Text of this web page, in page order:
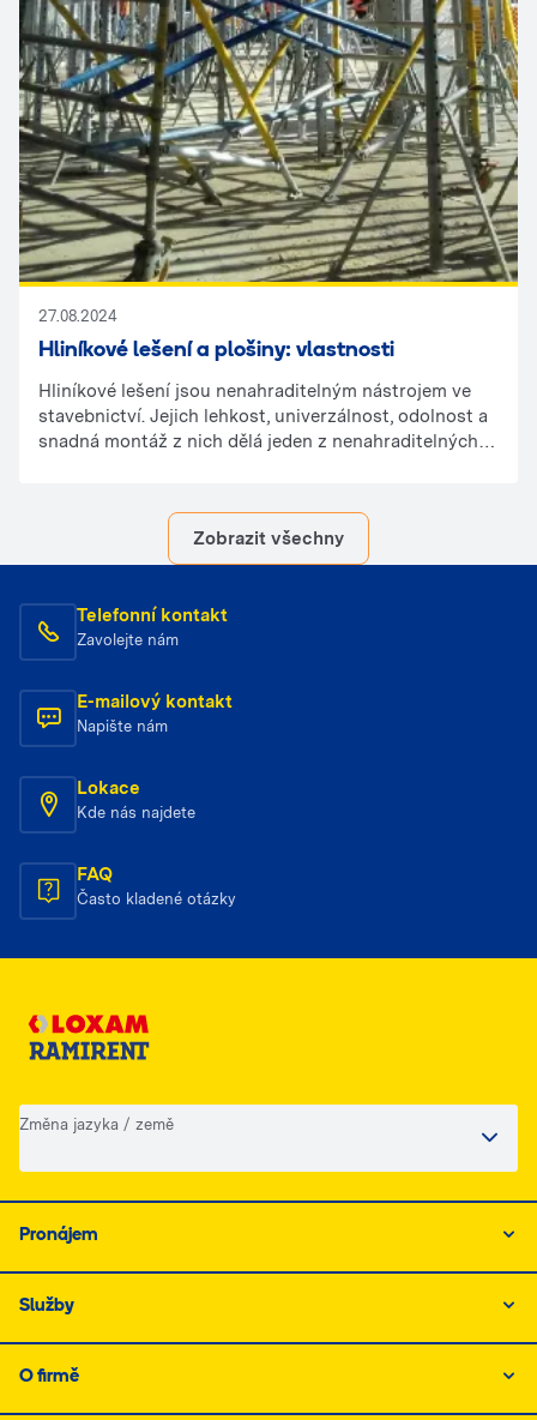
27.08.2024
Hliníkové lešení a plošiny: vlastnosti
Hliníkové lešení jsou nenahraditelným nástrojem ve
stavebnictví. Jejich lehkost, univerzálnost, odolnost a
snadná montáž z nich dělá jeden z nenahraditelných
Zobrazit všechny
Telefonní kontakt
Zavolejte nám
E-mailový kontakt
Napište nám
Lokace
Kde nás najdete
FAQ
Často kladené otázky
Změna jazyka / země
Pronájem
Služby
O firmě